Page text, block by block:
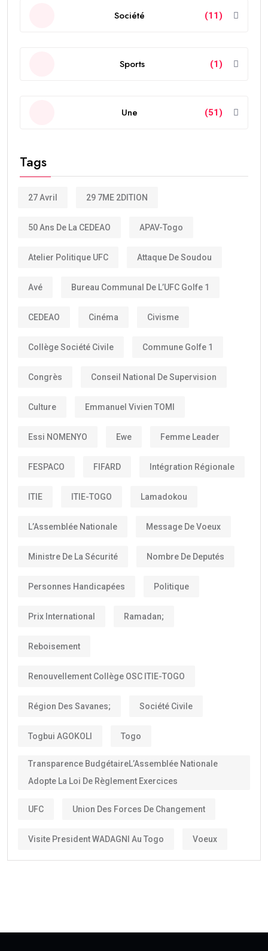
Société (11)
Sports (1)
Une (51)
Tags
27 Avril 29 7ME 2DITION
50 Ans De La CEDEAO APAV-Togo
Atelier Politique UFC Attaque De Soudou
Avé Bureau Communal De L’UFC Golfe 1
CEDEAO Cinéma Civisme
Collège Société Civile Commune Golfe 1
Congrès Conseil National De Supervision
Culture Emmanuel Vivien TOMI
Essi NOMENYO Ewe Femme Leader
FESPACO FIFARD Intégration Régionale
ITIE ITIE-TOGO Lamadokou
L’Assemblée Nationale Message De Voeux
Ministre De La Sécurité Nombre De Deputés
Personnes Handicapées Politique
Prix International Ramadan;
Reboisement
Renouvellement Collège OSC ITIE-TOGO
Région Des Savanes; Société Civile
Togbui AGOKOLI Togo
Transparence BudgétaireL’Assemblée Nationale
Adopte La Loi De Règlement Exercices
UFC Union Des Forces De Changement
Visite President WADAGNI Au Togo Voeux